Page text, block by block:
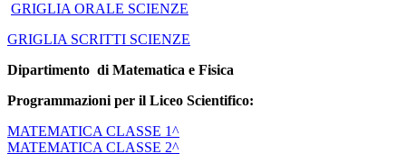
GRIGLIA ORALE SCIENZE
GRIGLIA SCRITTI SCIENZE
Dipartimento di Matematica e Fisica
Programmazioni per il Liceo Scientifico:
MATEMATICA CLASSE 1^
MATEMATICA CLASSE 2^